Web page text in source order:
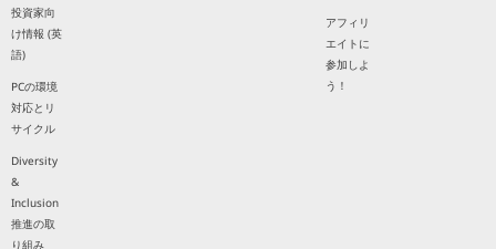
投資家向
け情報 (英
語)
PCの環境
対応とリ
サイクル
Diversity
&
Inclusion
推進の取
り組み
アフィリ
エイトに
参加しよ
う！